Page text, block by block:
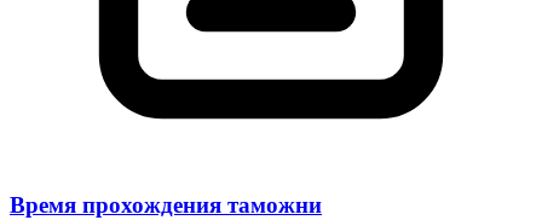
Время прохождения таможни